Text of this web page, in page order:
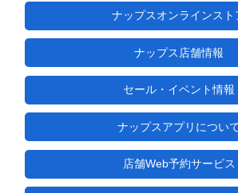
ナップスオンラインスト
ナップス店舗情報
セール・イベント情報
ナップスアプリについ
店舗Web予約サービス